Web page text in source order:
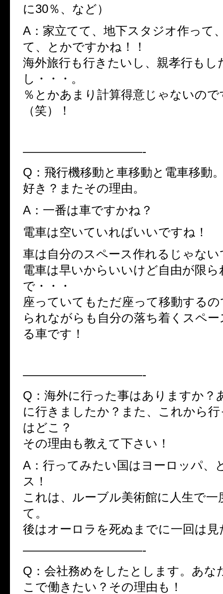
に30％、など）
A：家立てて、地下スタジオ作って
て、とかですかね！！
海外旅行も行きたいし、親孝行もし
し・・・。
％とかあまり計算得意じゃないの
（笑）！
——————————-
Q：飛行機移動と車移動と電車移動
好き？またその理由。
A：一番は車ですかね？
電車は空いていればいいですね！
車は自分のスペース作れるじゃな
電車は早いからいいけど自由が限ら
で・・・
座っていてもただ座って移動する
られながらも自分の落ち着くスペ
る車です！
——————————-
Q：海外に行った事はありますか？
に行きましたか？また、これから
はどこ？
その理由も教えて下さい！
A：行ってみたい国はヨーロッパ、
ス！
これは、ルーブル美術館に人生で一
て。
後はオーロラを死ぬまでに一回は
——————————-
Q：会社務めをしたとします。あな
こで働きたい？その理由も！